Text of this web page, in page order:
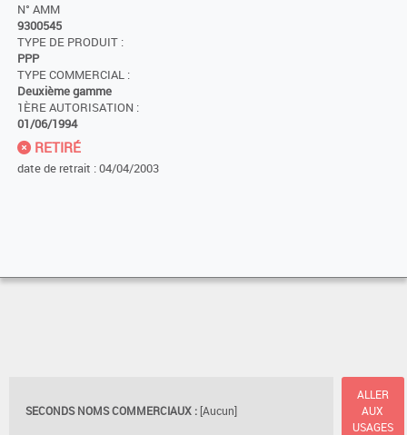
N° AMM
9300545
TYPE DE PRODUIT :
PPP
TYPE COMMERCIAL :
Deuxième gamme
1ÈRE AUTORISATION :
01/06/1994
RETIRÉ
date de retrait : 04/04/2003
SECONDS NOMS COMMERCIAUX : [Aucun]
ALLER
AUX
USAGES